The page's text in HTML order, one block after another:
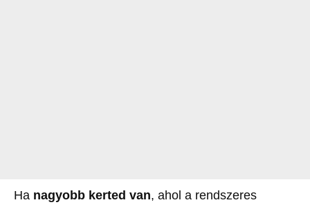
Ha nagyobb kerted van, ahol a rendszeres